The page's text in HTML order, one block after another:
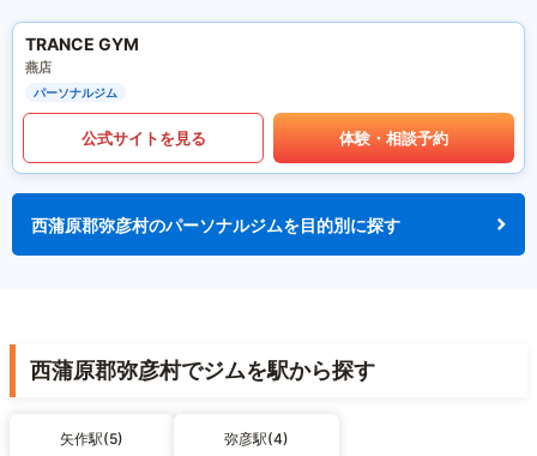
TRANCE GYM
燕店
パーソナルジム
公式サイトを見る 体験・相談予約
西蒲原郡弥彦村のパーソナルジムを目的別に探す
西蒲原郡弥彦村でジムを駅から探す
矢作駅(5) 弥彦駅(4)